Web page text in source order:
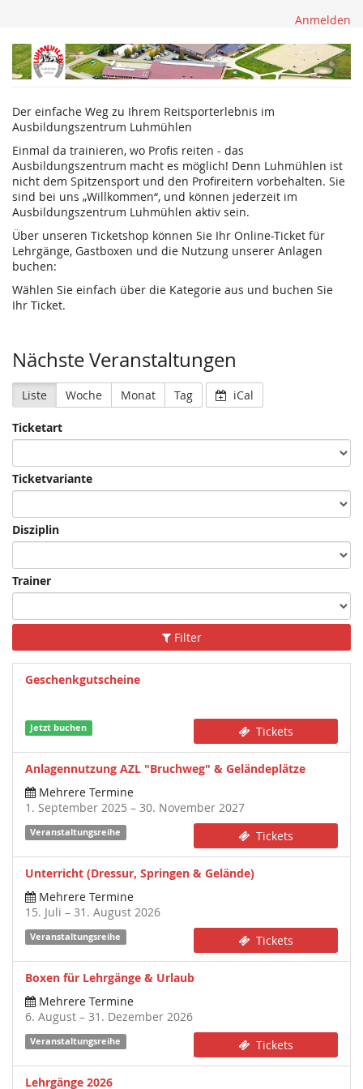
Anmelden
Ausbildungszentrum
Luhmühlen
Der einfache Weg zu Ihrem Reitsporterlebnis im
Ausbildungszentrum Luhmühlen
Einmal da trainieren, wo Profis reiten - das
Ausbildungszentrum macht es möglich! Denn Luhmühlen ist
nicht dem Spitzensport und den Profireitern vorbehalten. Sie
sind bei uns „Willkommen“, und können jederzeit im
Ausbildungszentrum Luhmühlen aktiv sein.
Über unseren Ticketshop können Sie Ihr Online-Ticket für
Lehrgänge, Gastboxen und die Nutzung unserer Anlagen
buchen:
Wählen Sie einfach über die Kategorie aus und buchen Sie
Ihr Ticket.
Nächste Veranstaltungen
Liste Woche Monat Tag iCal
Ticketart
Ticketvariante
Disziplin
Trainer
Filter
Geschenkgutscheine
Jetzt buchen Tickets
Anlagennutzung AZL "Bruchweg" & Geländeplätze
Mehrere Termine
1. September 2025 – 30. November 2027
Veranstaltungsreihe Tickets
Unterricht (Dressur, Springen & Gelände)
Mehrere Termine
15. Juli – 31. August 2026
Veranstaltungsreihe Tickets
Boxen für Lehrgänge & Urlaub
Mehrere Termine
6. August – 31. Dezember 2026
Veranstaltungsreihe Tickets
Lehrgänge 2026